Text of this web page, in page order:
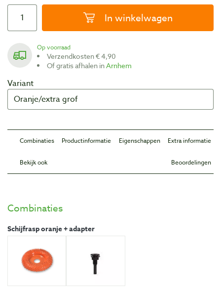
In winkelwagen
Op voorraad
Verzendkosten € 4,90
Of gratis afhalen inArnhem
Variant
Combinaties Productinformatie Eigenschappen Extra informatie
Bekijk ook Beoordelingen
Combinaties
Schijfrasp oranje + adapter